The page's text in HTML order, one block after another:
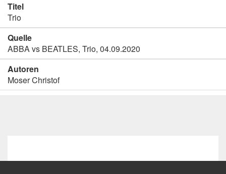
Titel
Trio
Quelle
ABBA vs BEATLES, Trio, 04.09.2020
Autoren
Moser Christof